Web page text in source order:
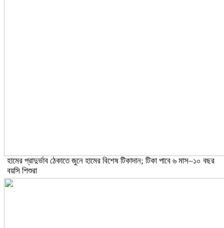
হামের প্রাদুর্ভাব ঠেকাতে জুনে হামের বিশেষ টিকাদান; টিকা পাবে ৬ মাস–১০ বছর
বয়সি শিশুরা